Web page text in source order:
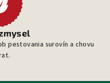
pestovania surovín a chovu